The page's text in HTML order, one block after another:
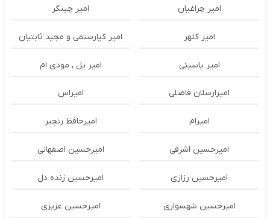
امیر چراغیان امیر چیتگر
امیر کلهر امیر کیارستمی و مجید ثابتیان
امیر یاسینی امیر یل , مودی ام
امیرارسلان فاضلی امیراس
امیرام امیرحافظ رنجبر
امیرحسین اشرفی امیرحسین اصفهانی
امیرحسین رزازی امیرحسین زنده دل
امیرحسین شهسواری امیرحسین عزیزی